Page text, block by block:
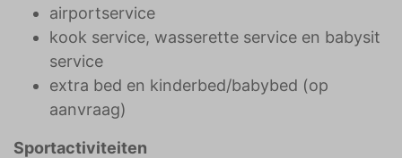
airportservice
kook service, wasserette service en babysit
service
extra bed en kinderbed/babybed (op
aanvraag)
Sportactiviteiten